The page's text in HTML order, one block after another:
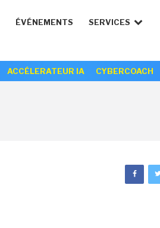
ÉVÉNEMENTS SERVICES
ACCÉLERATEUR IA CYBERCOACH